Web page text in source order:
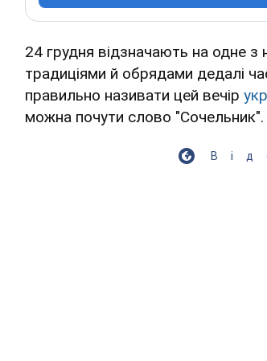
24 грудня відзначають на одне з
традиціями й обрядами дедалі
правильно називати цей вечір
можна почути слово "Сочельник".